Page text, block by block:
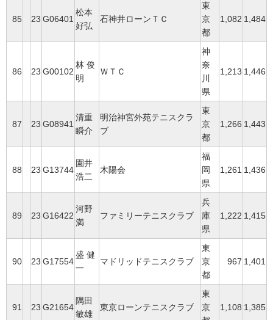
85 23 G06401
松本
好弘
石神井ローンＴＣ
東
京
都
1,082 1,484
86 23 G00102
林 俊
明
ＷＴＣ
神
奈
川
県
1,213 1,446
87 23 G08941
清重
瞬介
明治神宮外苑テニスクラ
ブ
東
京
都
1,266 1,443
88 23 G13744
園井
浩二
木陽会
福
岡
県
1,261 1,436
89 23 G16422
河野
満
ファミリーテニスクラブ
兵
庫
県
1,222 1,415
90 23 G17554
盛 健
一
マドリッドテニスクラブ
東
京
都
967 1,401
91 23 G21654
隅田
敏雄
東京ローンテニスクラブ
東
京
1,108 1,385